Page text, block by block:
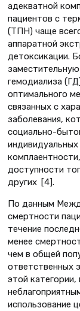
адекватной
пациентов с
(ТПН) чаще
аппаратной
детоксикации.
гемодиализа
оптимального
связанных с
заболевания,
социально-
доступности
других [4].
По данным
смертности
течение
менее
чем в общей
ответственных
этой категории,
использование